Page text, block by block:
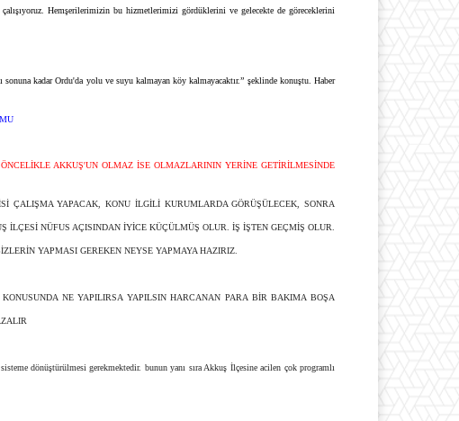
Hemşerilerimizin bu hizmetlerimizi gördüklerini ve gelecekte de göreceklerini
kadar Ordu'da yolu ve suyu kalmayan köy kalmayacaktır.” şeklinde konuştu. Haber
AKKUŞ'UN OLMAZ İSE OLMAZLARININ YERİNE GETİRİLMESİNDE
YAPACAK, KONU İLGİLİ KURUMLARDA GÖRÜŞÜLECEK, SONRA
NÜFUS AÇISINDAN İYİCE KÜÇÜLMÜŞ OLUR. İŞ İŞTEN GEÇMİŞ OLUR.
YAPMASI GEREKEN NEYSE YAPMAYA HAZIRIZ.
NE YAPILIRSA YAPILSIN HARCANAN PARA BİR BAKIMA BOŞA
dönüştürülmesi gerekmektedir. bunun yanı sıra Akkuş İlçesine acilen çok programlı